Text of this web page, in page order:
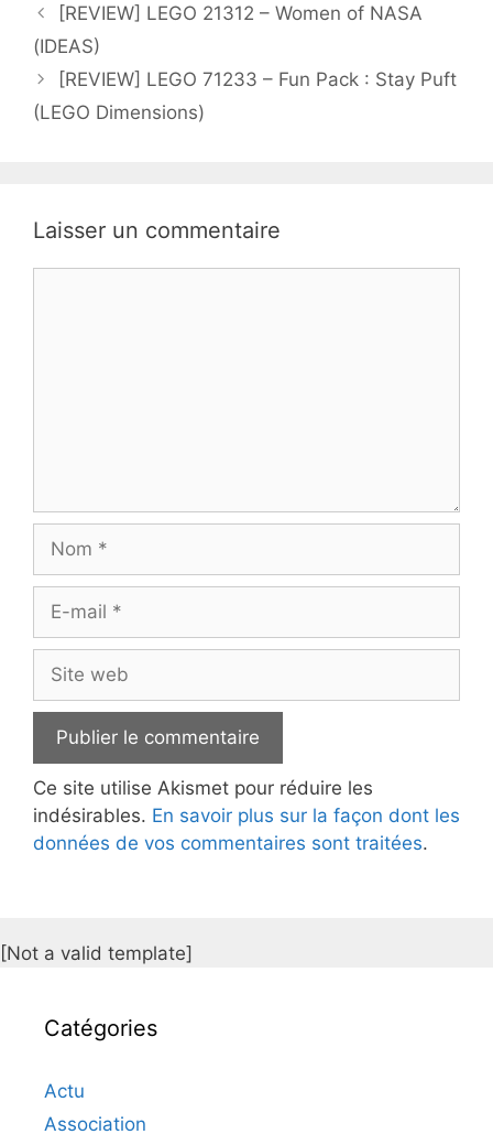
[REVIEW] LEGO 21312 – Women of NASA
(IDEAS)
[REVIEW] LEGO 71233 – Fun Pack : Stay Puft
(LEGO Dimensions)
Laisser un commentaire
mail
web
Ce site utilise Akismet pour réduire les
indésirables. En savoir plus sur la façon dont les
données de vos commentaires sont traitées.
[Not a valid template]
Catégories
Actu
Association